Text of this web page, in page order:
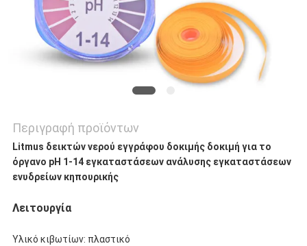
Περιγραφή προϊόντων
Litmus δεικτών νερού εγγράφου δοκιμής δοκιμή για το
όργανο pH 1-14 εγκαταστάσεων ανάλυσης εγκαταστάσεων
ενυδρείων κηπουρικής
Λειτουργία
Υλικό κιβωτίων: πλαστικό